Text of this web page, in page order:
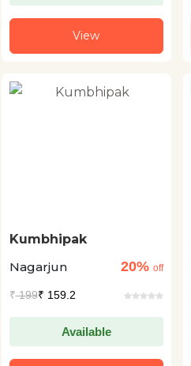
View
Kumbhipak
Nagarjun
20% off
₹199₹ 159.2
Available